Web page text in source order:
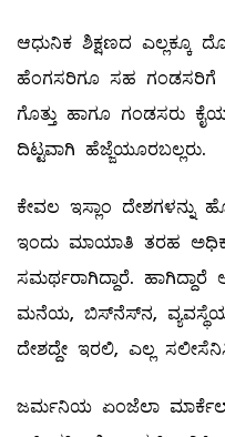
ಆಧುನಿಕ ಶಿಕ್ಷಣದ ಎಲ್ಲಕ್ಕೂ
ಹೆಂಗಸರಿಗೂ ಸಹ ಗಂಡಸರಿಗೆ
ಗೊತ್ತು ಹಾಗೂ ಗಂಡಸರು
ದಿಟ್ಟವಾಗಿ ಹೆಜ್ಜೆಯೂರಬಲ್ಲರು.
ಕೇವಲ ಇಸ್ಲಾಂ ದೇಶಗಳನ್ನು
ಇಂದು ಮಾಯಾತಿ ತರಹ
ಸಮರ್ಥರಾಗಿದ್ದಾರೆ.
ಮನೆಯ, ಬಿಸ್‌ನೆಸ್‌ನ, ವ್ಯವಸ್ಥೆಯ
ದೇಶದ್ದೇ ಇರಲಿ, ಎಲ್ಲ
ಜರ್ಮನಿಯ ಏಂಜೆಲಾ